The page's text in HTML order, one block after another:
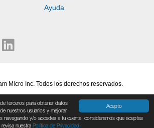
Acepto
terceros para obtener datos
nuestros usuarios y mejorar
navegando y/o accedes a tu cuenta, consideramos que aceptas
nuestra Política de Privacidad.
Ayuda
Micro Inc. Todos los derechos reservados.